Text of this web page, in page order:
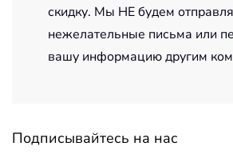
скидку. Мы НЕ будем
нежелательные письма или
вашу информацию другим
Подписывайтесь на нас